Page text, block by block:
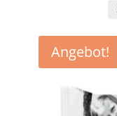
Angebot!